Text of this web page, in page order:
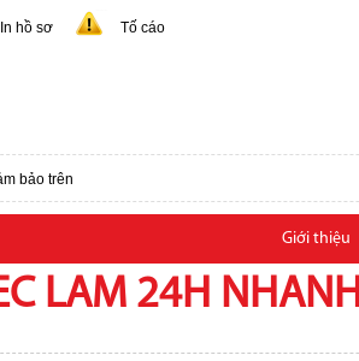
In hồ sơ Tố cáo
bảo trên
Giới thiệu
LAM 24H